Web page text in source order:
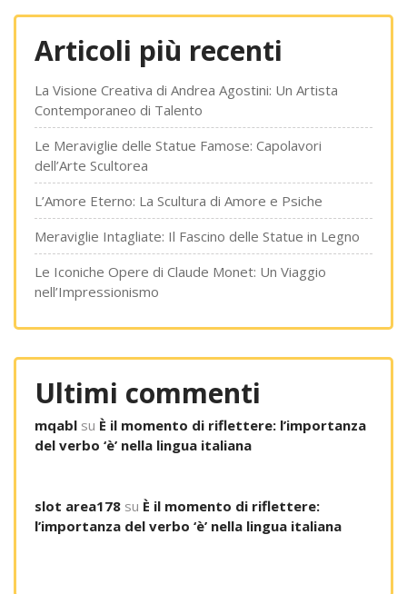
Articoli più recenti
La Visione Creativa di Andrea Agostini: Un Artista
Contemporaneo di Talento
Le Meraviglie delle Statue Famose: Capolavori
dell’Arte Scultorea
L’Amore Eterno: La Scultura di Amore e Psiche
Meraviglie Intagliate: Il Fascino delle Statue in Legno
Le Iconiche Opere di Claude Monet: Un Viaggio
nell’Impressionismo
Ultimi commenti
mqabl su È il momento di riflettere: l’importanza
del verbo ‘è’ nella lingua italiana
slot area178 su È il momento di riflettere:
l’importanza del verbo ‘è’ nella lingua italiana